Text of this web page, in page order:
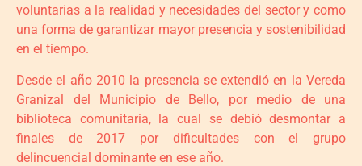
voluntarias a la realidad y necesidades del sector y como
una forma de garantizar mayor presencia y sostenibilidad
en el tiempo.
Desde el año 2010 la presencia se extendió en la Vereda
Granizal del Municipio de Bello, por medio de una
biblioteca comunitaria, la cual se debió desmontar a
finales de 2017 por dificultades con el grupo
delincuencial dominante en ese año.